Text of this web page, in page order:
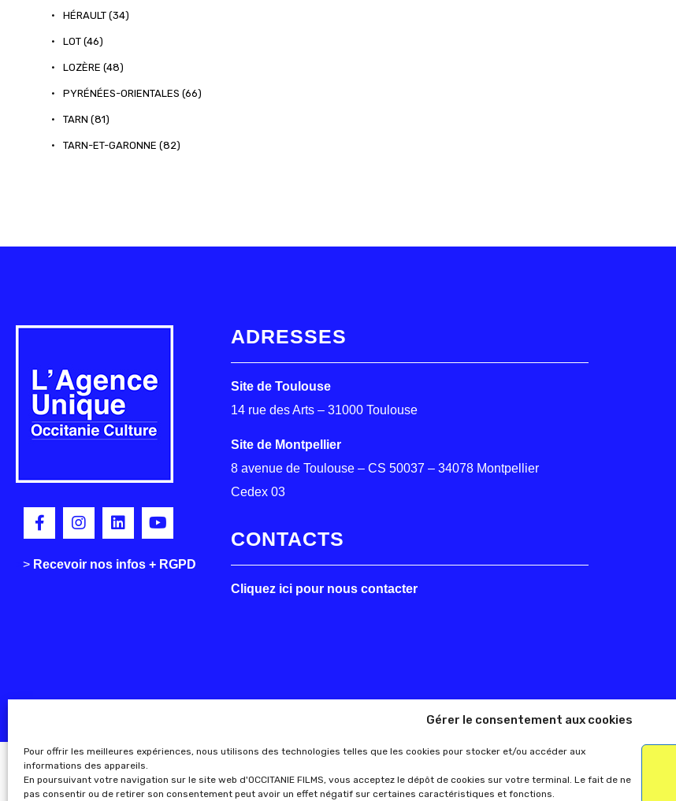
Gérer le consentement aux cookies
Pour offrir les meilleures expériences, nous utilisons des technologies telles que les cookies pour stocker et/ou accéder aux
informations des appareils.
En poursuivant votre navigation sur le site web d'OCCITANIE FILMS, vous acceptez le dépôt de cookies sur votre terminal. Le fait de ne
pas consentir ou de retirer son consentement peut avoir un effet négatif sur certaines caractéristiques et fonctions.
• HÉRAULT (34)
• LOT (46)
• LOZÈRE (48)
• PYRÉNÉES-ORIENTALES (66)
• TARN (81)
• TARN-ET-GARONNE (82)
> Recevoir nos infos + RGPD
ADRESSES
Site de Toulouse
14 rue des Arts – 31000 Toulouse
Site de Montpellier
8 avenue de Toulouse – CS 50037 – 34078 Montpellier
Cedex 03
CONTACTS
Cliquez ici pour nous contacter